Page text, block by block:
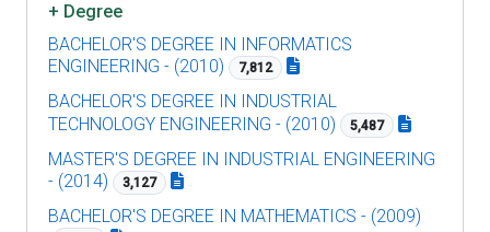
+ Degree
BACHELOR'S DEGREE IN INFORMATICS
ENGINEERING - (2010)
7,812
BACHELOR'S DEGREE IN INDUSTRIAL
TECHNOLOGY ENGINEERING - (2010)
5,487
MASTER'S DEGREE IN INDUSTRIAL ENGINEERING
- (2014)
3,127
BACHELOR'S DEGREE IN MATHEMATICS - (2009)